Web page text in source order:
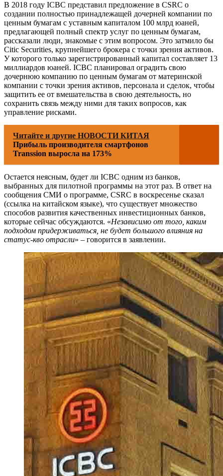
В 2018 году ICBC представил предложение в CSRC о
создании полностью принадлежащей дочерней компании по
ценным бумагам с уставным капиталом 100 млрд юаней,
предлагающей полный спектр услуг по ценным бумагам,
рассказали люди, знакомые с этим вопросом. Это затмило бы
Citic Securities, крупнейшего брокера с точки зрения активов.
У которого только зарегистрированный капитал составляет 13
миллиардов юаней. ICBC планировал оградить свою
дочернюю компанию по ценным бумагам от материнской
компании с точки зрения активов, персонала и сделок, чтобы
защитить ее от вмешательства в свою деятельность, но
сохранить связь между ними для таких вопросов, как
управление рисками.
Читайте и другие НОВОСТИ КИТАЯ
Прибыль производителя смартфонов
Transsion выросла на 173%
Остается неясным, будет ли ICBC одним из банков,
выбранных для пилотной программы на этот раз. В ответ на
сообщения СМИ о программе, CSRC в воскресенье сказал
(ссылка на китайском языке), что существует множество
способов развития качественных инвестиционных банков,
которые сейчас обсуждаются. «Независимо от того, каким
подходом придерживаться, не будет большого влияния на
статус-кво отрасли» – говорится в заявлении.